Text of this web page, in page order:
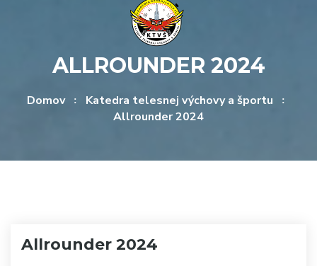
ALLROUNDER 2024
Domov
Katedra telesnej výchovy a športu
Allrounder 2024
Allrounder 2024